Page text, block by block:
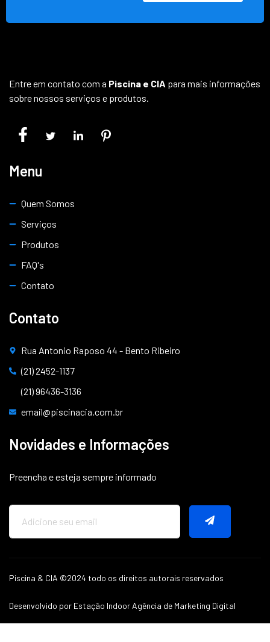
Entre em contato com a Piscina e CIA para mais informações
sobre nossos serviços e produtos.
Menu
Quem Somos
Serviços
Produtos
FAQ's
Contato
Contato
Rua Antonio Raposo 44 - Bento Ribeiro
(21) 2452-1137
(21) 96436-3136
email@piscinacia.com.br
Novidades e Informações
Preencha e esteja sempre informado
Piscina & CIA ©2024 todo os direitos autorais reservados
Desenvolvido por Estação Indoor Agência de Marketing Digital